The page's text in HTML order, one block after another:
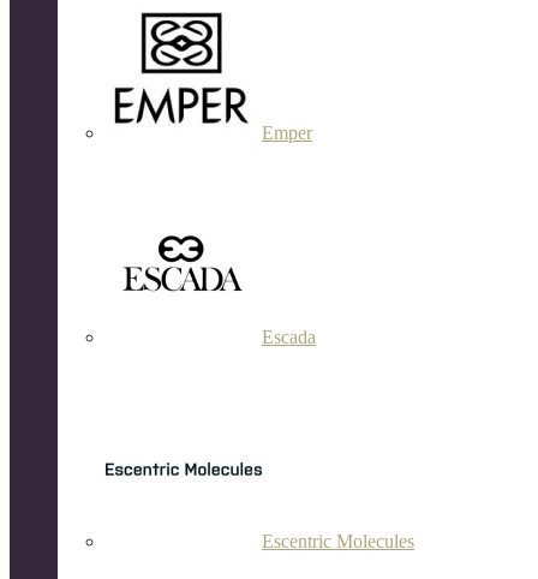
Emper
Escada
Escentric Molecules